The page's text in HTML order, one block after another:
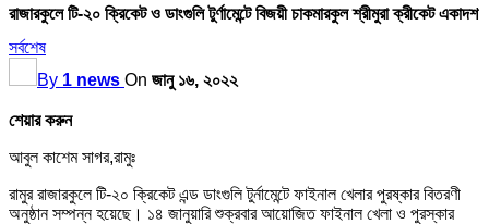
রাজারকুলে টি-২০ ক্রিকেট ও ডাংগুলি টুর্ণামেন্টে বিজয়ী চাকমারকুল শ্রীমুরা ক্রীকেট একাদশ
সর্বশেষ
By 1 news On জানু ১৬, ২০২২
শেয়ার করুন
আবুল কাশেম সাগর,রামুঃ
রামুর রাজারকুলে টি-২০ ক্রিকেট এন্ড ডাংগুলি টুর্নামেন্টে ফাইনাল খেলার পুরষ্কার বিতরণী
অনুষ্ঠান সম্পন্ন হয়েছে। ১৪ জানুয়ারি শুক্রবার আয়োজিত ফাইনাল খেলা ও পুরস্কার